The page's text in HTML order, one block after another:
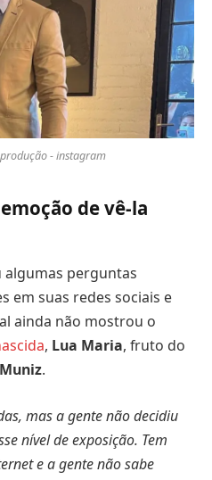
- instagram
de vê-la
algumas perguntas
em suas redes sociais e
ainda não mostrou o
, Lua Maria, fruto do
.
mas a gente não decidiu
nível de exposição. Tem
e a gente não sabe